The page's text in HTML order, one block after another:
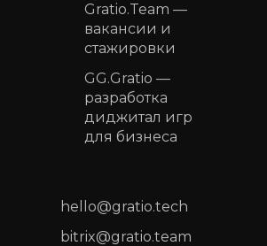
GG.Gratio —
разработка
диджитал игр
для бизнеса
Gratio.Team —
вакансии и
стажировки
bitrix@gratio.team
hello@gratio.tech